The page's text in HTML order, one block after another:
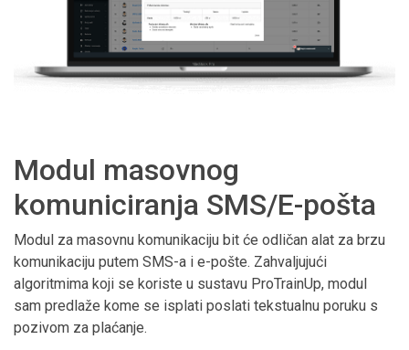
Modul masovnog
komuniciranja SMS/E-pošta
Modul za masovnu komunikaciju bit će odličan alat za brzu
komunikaciju putem SMS-a i e-pošte. Zahvaljujući
algoritmima koji se koriste u sustavu ProTrainUp, modul
sam predlaže kome se isplati poslati tekstualnu poruku s
pozivom za plaćanje.